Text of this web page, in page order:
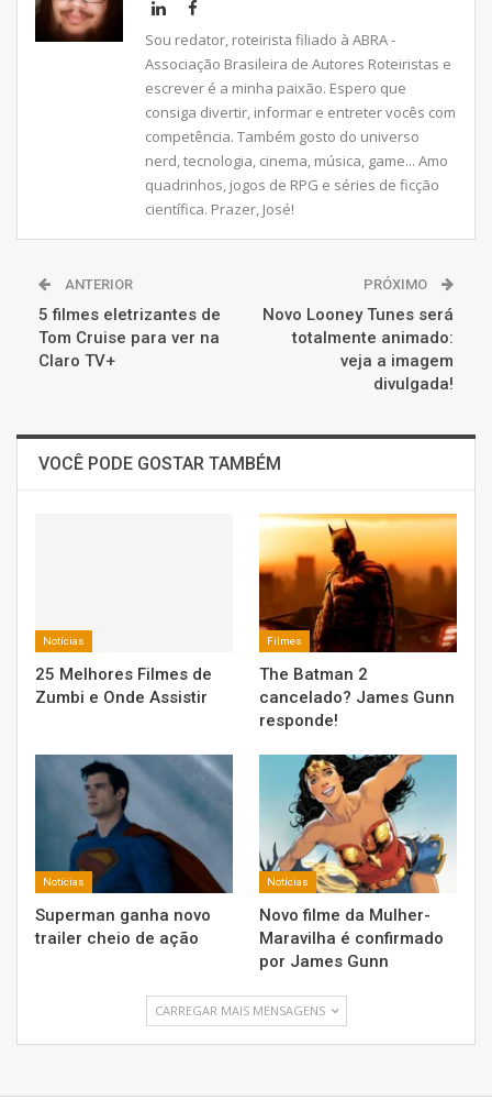
Sou redator, roteirista filiado à ABRA -
Associação Brasileira de Autores Roteiristas e
escrever é a minha paixão. Espero que
consiga divertir, informar e entreter vocês com
competência. Também gosto do universo
nerd, tecnologia, cinema, música, game... Amo
quadrinhos, jogos de RPG e séries de ficção
científica. Prazer, José!
ANTERIOR
5 filmes eletrizantes de
Tom Cruise para ver na
Claro TV+
PRÓXIMO
Novo Looney Tunes será
totalmente animado:
veja a imagem
divulgada!
VOCÊ PODE GOSTAR TAMBÉM
Notícias
25 Melhores Filmes de
Zumbi e Onde Assistir
Filmes
The Batman 2
cancelado? James Gunn
responde!
Notícias
Superman ganha novo
trailer cheio de ação
Notícias
Novo filme da Mulher-
Maravilha é confirmado
por James Gunn
CARREGAR MAIS MENSAGENS